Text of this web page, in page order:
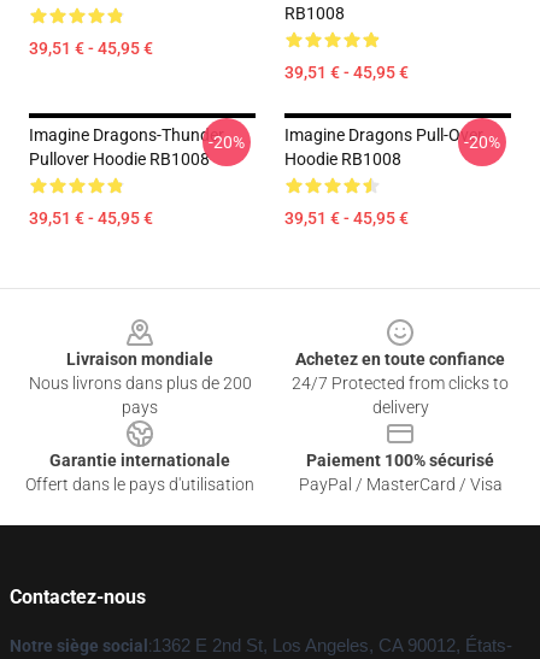
39,51 € - 45,95 €
RB1008
39,51 € - 45,95 €
Imagine Dragons-Thunder
Pullover Hoodie RB1008
39,51 € - 45,95 €
-20%
Imagine Dragons Pull-Over
Hoodie RB1008
39,51 € - 45,95 €
-20%
Livraison mondiale
Nous livrons dans plus de 200
pays
Achetez en toute confiance
24/7 Protected from clicks to
delivery
Garantie internationale
Offert dans le pays d'utilisation
Paiement 100% sécurisé
PayPal / MasterCard / Visa
Contactez-nous
Notre siège social :1362 E 2nd St, Los Angeles, CA 90012, États-